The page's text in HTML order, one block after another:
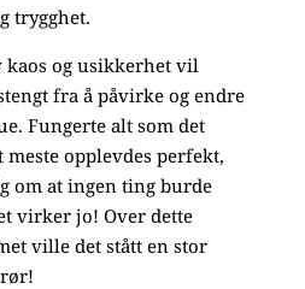
trygghet.
kaos og usikkerhet vil
fra å påvirke og endre
Fungerte alt som det
opplevdes perfekt,
om at ingen ting burde
virker jo! Over dette
ville det stått en stor